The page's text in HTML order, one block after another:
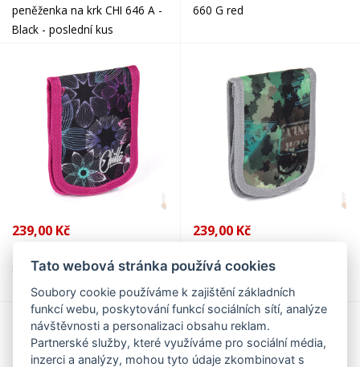
peněženka na krk CHI 646 A -
Black - poslední kus
660 G red
239,00 Kč
853 A black
239,00 Kč
855 E green
Tato webová stránka používá cookies
Soubory cookie používáme k zajištění základních
funkcí webu, poskytování funkcí sociálních sítí, analýze
návštěvnosti a personalizaci obsahu reklam.
Partnerské služby, které využíváme pro sociální média,
inzerci a analýzy, mohou tyto údaje zkombinovat s